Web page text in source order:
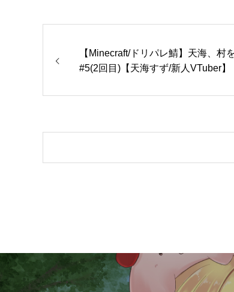
【Minecraft/ドリパレ鯖】天海、村
#5(2回目)【天海すず/新人VTuber】